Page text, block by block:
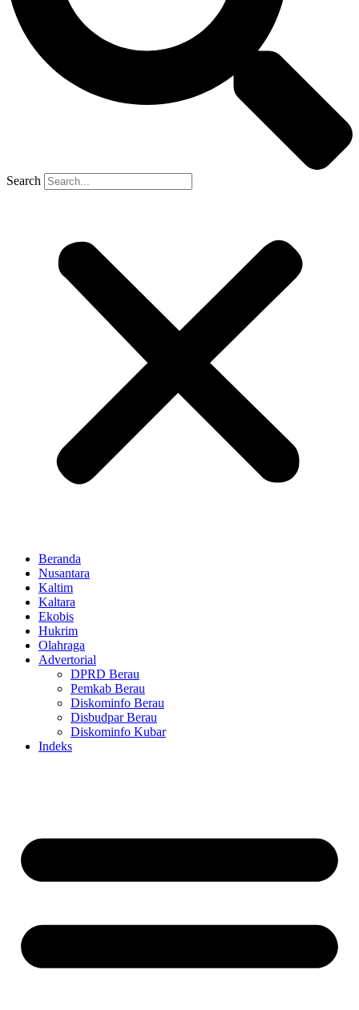
Search
Beranda
Nusantara
Kaltim
Kaltara
Ekobis
Hukrim
Olahraga
Advertorial
DPRD Berau
Pemkab Berau
Diskominfo Berau
Disbudpar Berau
Diskominfo Kubar
Indeks